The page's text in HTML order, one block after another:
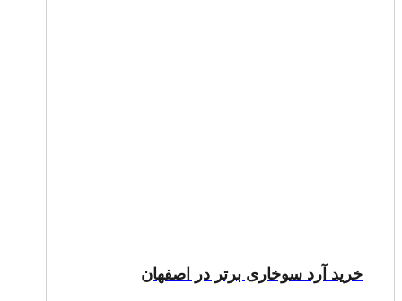
خرید آرد سوخاری برتر در اصفهان